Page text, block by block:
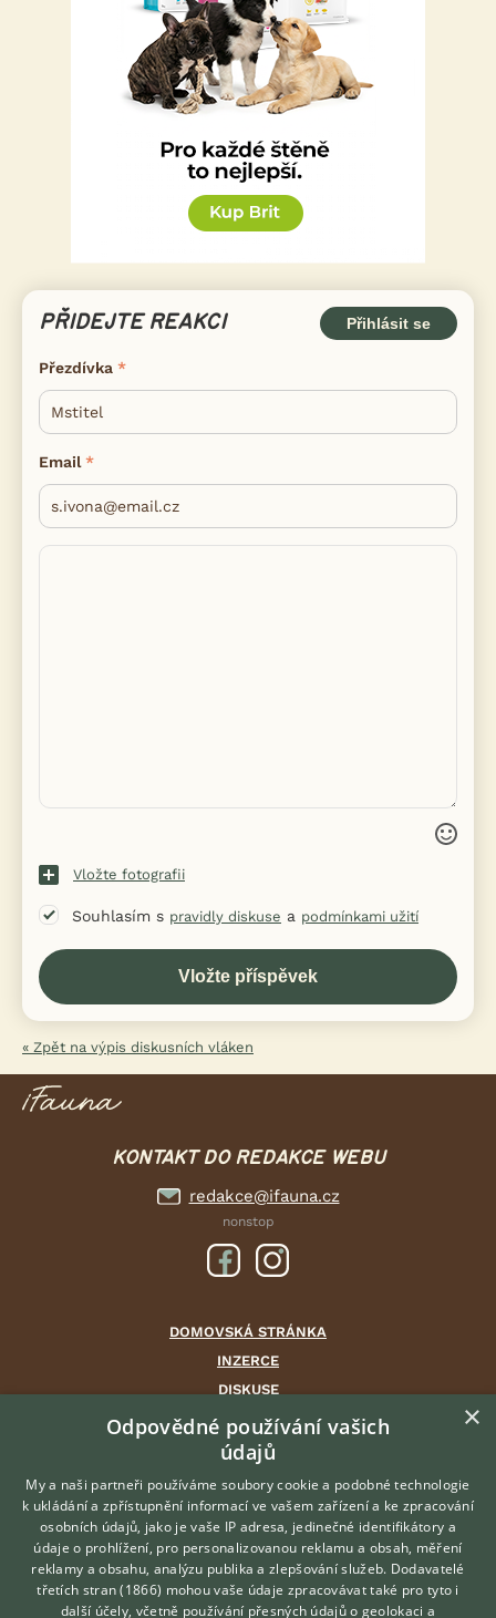
PŘIDEJTE REAKCI Přihlásit se
Přezdívka
Email
Vložte fotografii
Souhlasím s pravidly diskuse a podmínkami užití
« Zpět na výpis diskusních vláken
KONTAKT DO REDAKCE WEBU
redakce@ifauna.cz
nonstop
DOMOVSKÁ STRÁNKA
INZERCE
DISKUSE
ČLÁNKY
CHOVATELSKÉ STANICE
VÝBĚR VHODNÉHO PLEMENE
O nás
KontaktHledáte zvířecího kamaráda?
Zdarma vám poradí
×
Odpovědné používání vašich
údajů
My a naši partneři používáme soubory cookie a podobné technologie
k ukládání a zpřístupnění informací ve vašem zařízení a ke zpracování
osobních údajů, jako je vaše IP adresa, jedinečné identifikátory a
údaje o prohlížení, pro personalizovanou reklamu a obsah, měření
reklamy a obsahu, analýzu publika a zlepšování služeb. Dodavatelé
třetích stran (1866) mohou vaše údaje zpracovávat také pro tyto i
další účely, včetně používání přesných údajů o geolokaci a